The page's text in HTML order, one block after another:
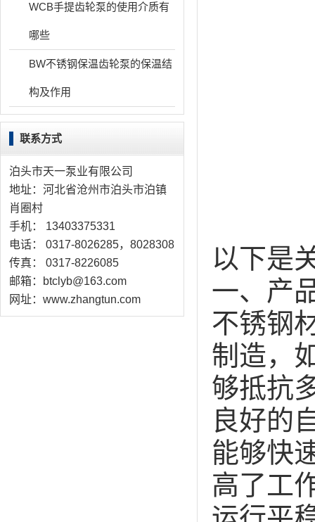
以下是
一、产
不锈钢
制造，
够抵抗
良好的
能够快
高了工
WCB手提齿轮泵的使用介质有
哪些
BW不锈钢保温齿轮泵的保温结
构及作用
联系方式
泊头市天一泵业有限公司
地址：河北省沧州市泊头市泊镇
肖圈村
手机： 13403375331
电话： 0317-8026285，8028308
传真： 0317-8226085
邮箱：btclyb@163.com
网址：www.zhangtun.com